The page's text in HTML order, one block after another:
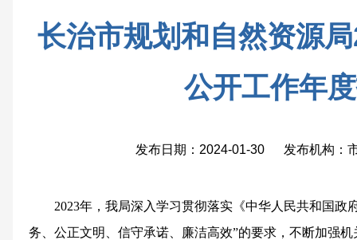
长治市规划和自然资源
公开工作年
发布日期：2024-01-30 发布机构：
2023年，我局深入学习贯彻落实《中华人民共和国政
务、公正文明、信守承诺、廉洁高效”的要求，不断加强